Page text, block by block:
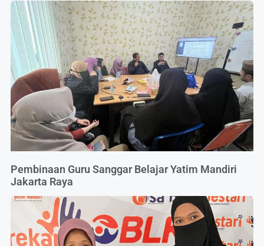
Pembinaan Guru Sanggar Belajar Yatim Mandiri
Jakarta Raya